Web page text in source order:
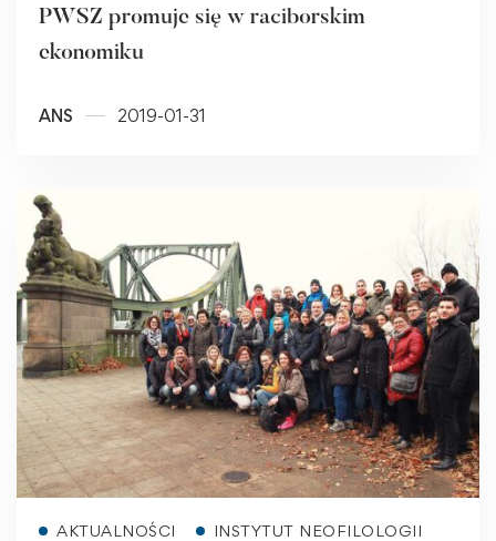
PWSZ promuje się w raciborskim
ekonomiku
ANS 2019-01-31
AKTUALNOŚCI INSTYTUT NEOFILOLOGII